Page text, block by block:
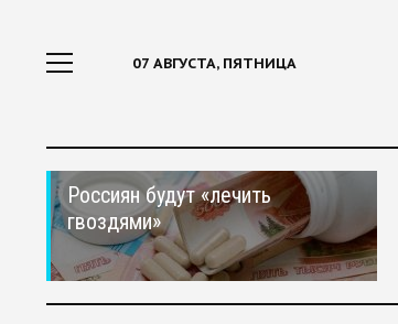
07 АВГУСТА, ПЯТНИЦА
Россиян будут «лечить
гвоздями»